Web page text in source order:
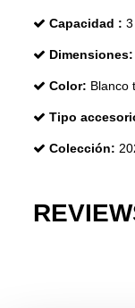
Capacidad : 3
Dimensiones:
Color: Blanco
Tipo
Colección: